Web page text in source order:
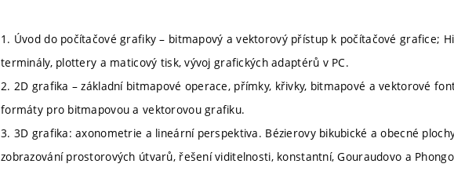
1. Úvod do počítačové grafiky – bitmapový a vektorový přístup k počítačové grafice;
terminály, plottery a maticový tisk, vývoj grafických adaptérů v PC.
2. 2D grafika – základní bitmapové operace, přímky, křivky, bitmapové a vektorové
formáty pro bitmapovou a vektorovou grafiku.
3. 3D grafika: axonometrie a lineární perspektiva. Bézierovy bikubické a obecné
zobrazování prostorových útvarů, řešení viditelnosti, konstantní, Gouraudovo a